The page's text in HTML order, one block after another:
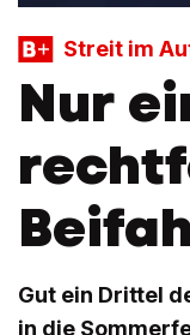
Streit im
Nur
Gut ein Drittel
in die